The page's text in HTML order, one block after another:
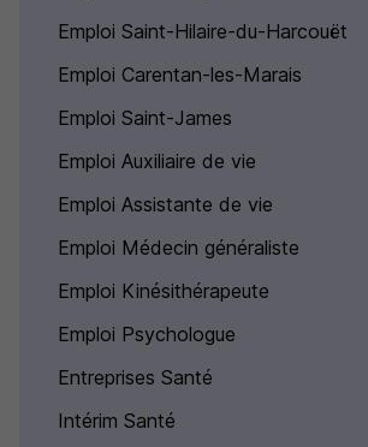
Emploi Saint-Hilaire-du-Harcouët
Emploi Carentan-les-Marais
Emploi Saint-James
Emploi Auxiliaire de vie
Emploi Assistante de vie
Emploi Médecin généraliste
Emploi Kinésithérapeute
Emploi Psychologue
Entreprises Santé
Intérim Santé